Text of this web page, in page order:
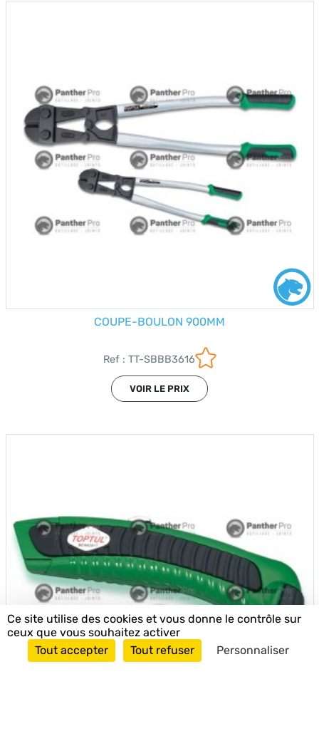
COUPE-BOULON 900MM
Ref : TT-SBBB3616
VOIR LE PRIX
Ce site utilise des cookies et vous donne le contrôle sur
ceux que vous souhaitez activer
Tout accepter
Tout refuser Personnaliser